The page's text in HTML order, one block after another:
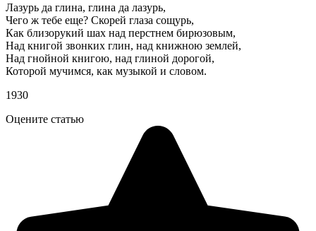
Лазурь да глина, глина да лазурь,
Чего ж тебе еще? Скорей глаза сощурь,
Как близорукий шах над перстнем бирюзовым,
Над книгой звонких глин, над книжною землей,
Над гнойной книгою, над глиной дорогой,
Которой мучимся, как музыкой и словом.
1930
Оцените статью